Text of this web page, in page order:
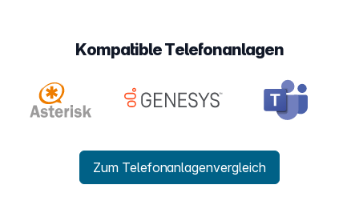
Kompatible Telefonanlagen
Zum Telefonanlagenvergleich